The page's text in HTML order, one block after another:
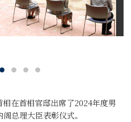
在首相官邸出席了2024年度男
总理大臣表彰仪式。